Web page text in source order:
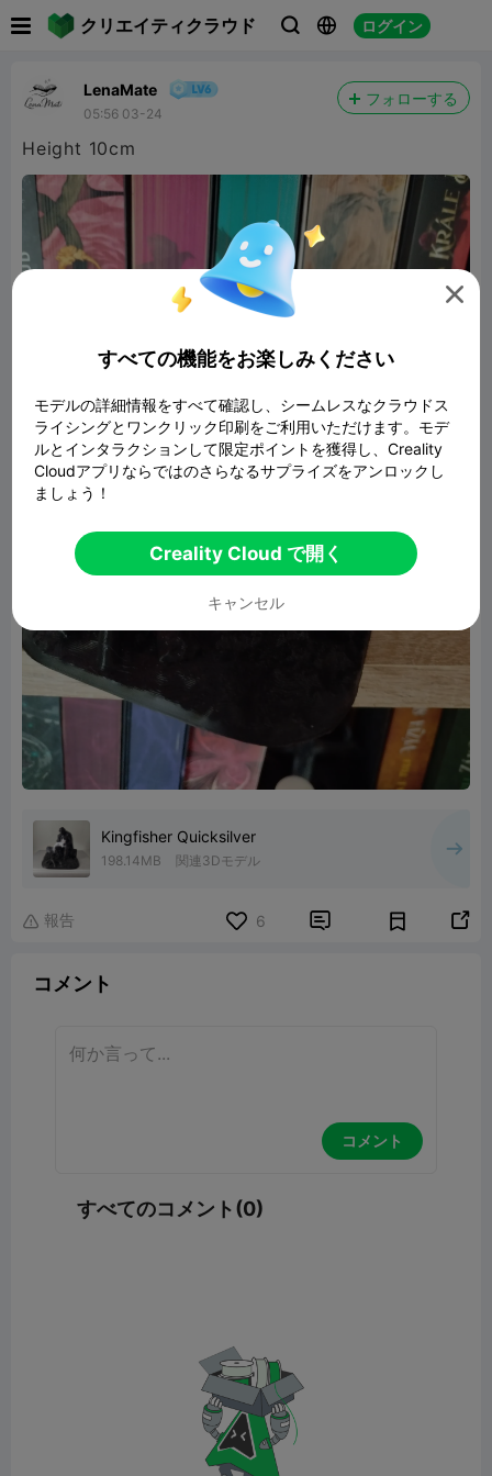
クリエイティクラウド   ログイン
LenaMate
05:56 03-24
フォローする
Height 10cm
Kingfisher Quicksilver
198.14MB 関連3Dモデル
 報告 6  
コメント
コメント
すべてのコメント(0)

すべての機能をお楽しみください
モデルの詳細情報をすべて確認し、シームレスなクラウドス
ライシングとワンクリック印刷をご利用いただけます。モデ
ルとインタラクションして限定ポイントを獲得し、Creality
Cloudアプリならではのさらなるサプライズをアンロックし
ましょう！
Creality Cloud で開く
キャンセル